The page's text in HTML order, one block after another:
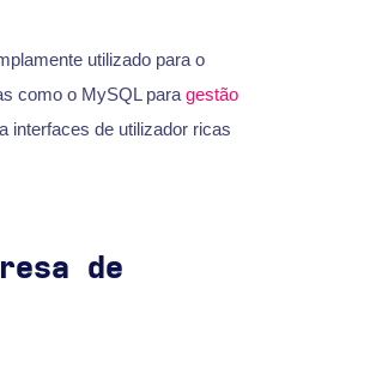
utilizado para o
como o MySQL para gestão
interfaces de utilizador ricas
de